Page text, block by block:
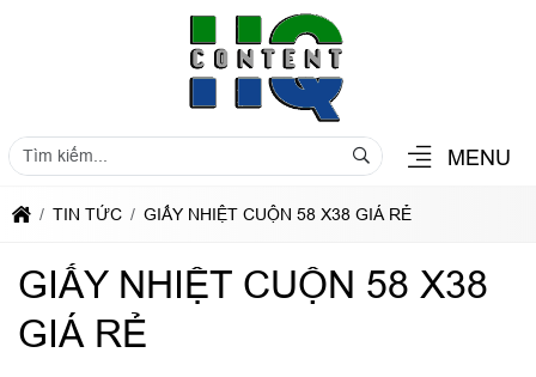
MENU
TIN TỨC GIẤY NHIỆT CUỘN 58 X38 GIÁ RẺ
GIẤY NHIỆT CUỘN 58 X38
GIÁ RẺ